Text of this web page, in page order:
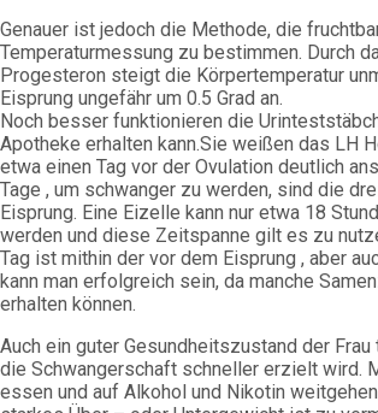
Genauer ist jedoch die Methode, die
Temperaturmessung zu bestimmen. Durch
Progesteron steigt die Körpertemperatur
Eisprung ungefähr um 0.5 Grad an.
Noch besser funktionieren die
Apotheke erhalten kann.Sie weißen das LH
etwa einen Tag vor der Ovulation deutlich
Tage , um schwanger zu werden, sind die
Eisprung. Eine Eizelle kann nur etwa 18
werden und diese Zeitspanne gilt es zu
Tag ist mithin der vor dem Eisprung , aber
kann man erfolgreich sein, da manche
erhalten können.
Auch ein guter Gesundheitszustand der
die Schwangerschaft schneller erzielt wird.
essen und auf Alkohol und Nikotin